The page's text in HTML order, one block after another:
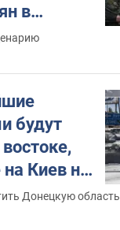
в
будут
на Киев не
Донецкую область